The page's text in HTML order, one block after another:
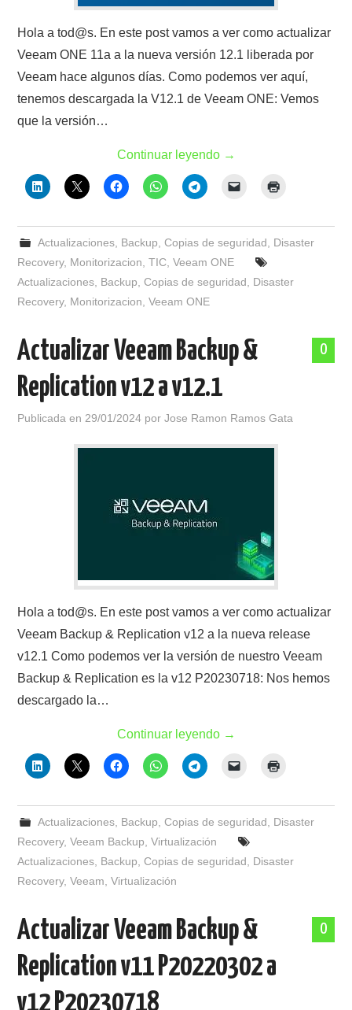
Hola a tod@s. En este post vamos a ver como actualizar
Veeam ONE 11a a la nueva versión 12.1 liberada por
Veeam hace algunos días. Como podemos ver aquí,
tenemos descargada la V12.1 de Veeam ONE: Vemos
que la versión…
Continuar leyendo →
Actualizaciones, Backup Copias de seguridad
Disaster
Recovery, Monitorizacion ,TIC ,Veeam ONE
Actualizaciones Backup ,Copias de seguridad
Disaster
Recovery, Monitorizacion ,Veeam ONE
0
Actualizar Veeam Backup &
Replication v12 a v12.1
Publicada en 29/01/2024 porJose Ramon Ramos Gata
Hola a tod@s. En este post vamos a ver como actualizar
Veeam Backup & Replication v12 a la nueva release
v12.1 Como podemos ver la versión de nuestro Veeam
Backup & Replication es la v12 P20230718: Nos hemos
descargado la…
Continuar leyendo →
Actualizaciones, Backup Copias de seguridad
Disaster
Recovery,Veeam Backup ,Virtualización
Actualizaciones Backup ,Copias de seguridad
Disaster
Recovery,Veeam ,Virtualización
0
Actualizar Veeam Backup &
Replication v11 P20220302 a
v12 P20230718